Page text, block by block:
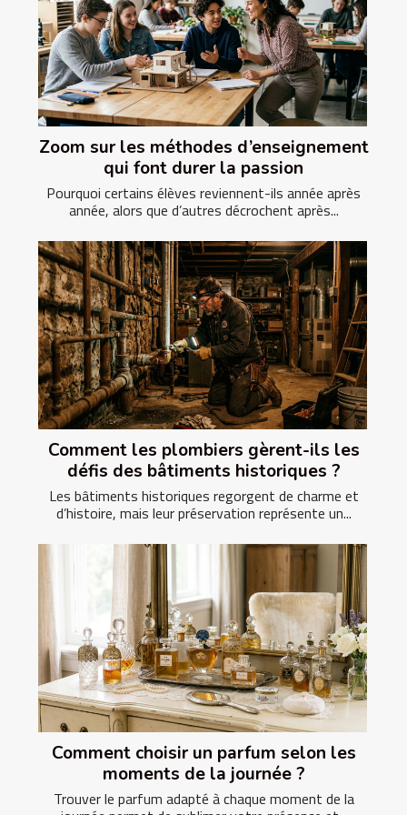
Zoom sur les méthodes d’enseignement
qui font durer la passion
Pourquoi certains élèves reviennent-ils année après
année, alors que d’autres décrochent après...
Comment les plombiers gèrent-ils les
défis des bâtiments historiques ?
Les bâtiments historiques regorgent de charme et
d’histoire, mais leur préservation représente un...
Comment choisir un parfum selon les
moments de la journée ?
Trouver le parfum adapté à chaque moment de la